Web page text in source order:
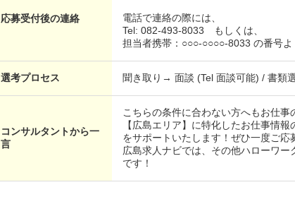
応募受付後の連絡
電話で連絡の際には、
Tel: 082-493-8033 もしくは、
担当者携帯：○○○-○○○○-8033 の番号
選考プロセス 聞き取り→ 面談 (Tel 面談可能) / 書類
コンサルタントから一
言
こちらの条件に合わない方へもお仕
【広島エリア】に特化したお仕事情
をサポートいたします！ぜひ一度ご
広島求人ナビでは、その他ハローワ
です！